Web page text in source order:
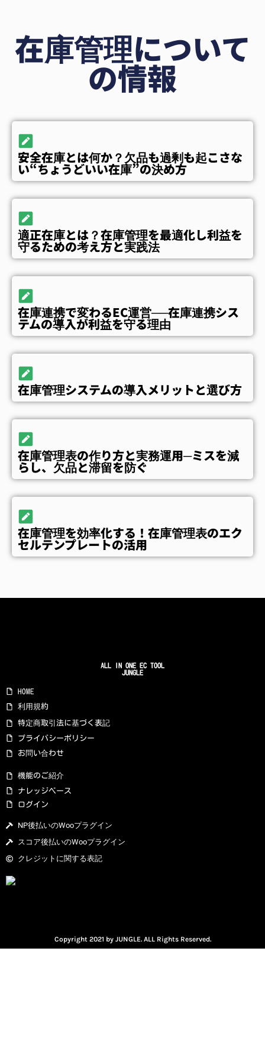
在庫管理について
の情報
安全在庫とは何か？欠品も過剰も起こさな
い“ちょうどいい在庫”の決め方
適正在庫とは？在庫管理を最適化し利益を
守るための考え方と実践法
在庫連携で変わるEC運営──在庫連携シス
テムの導入が利益を守る理由
在庫管理システムの導入メリットと選び方
在庫管理表の作り方と実務運用─ミスを減
らし、欠品と滞留を防ぐ
在庫管理を効率化する！在庫管理表のエク
セルテンプレートの活用
ALL IN ONE EC TOOL
JUNGLE
HOME
利用規約
特定商取引法に基づく表記
プライバシーポリシー
お問い合わせ
機能のご紹介
ナレッジベース
ログイン
NP後払いのWooプラグイン
スコア後払いのWooプラグイン
クレジットに関する表記
Copyright 2021 by JUNGLE. ALL Rights Reserved.